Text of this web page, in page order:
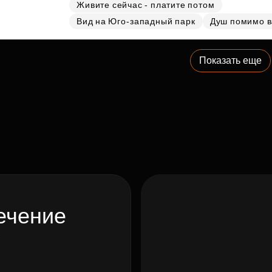
Живите сейчас - платите потом
Вид на Юго-западный парк
Душ помимо
Показать еще